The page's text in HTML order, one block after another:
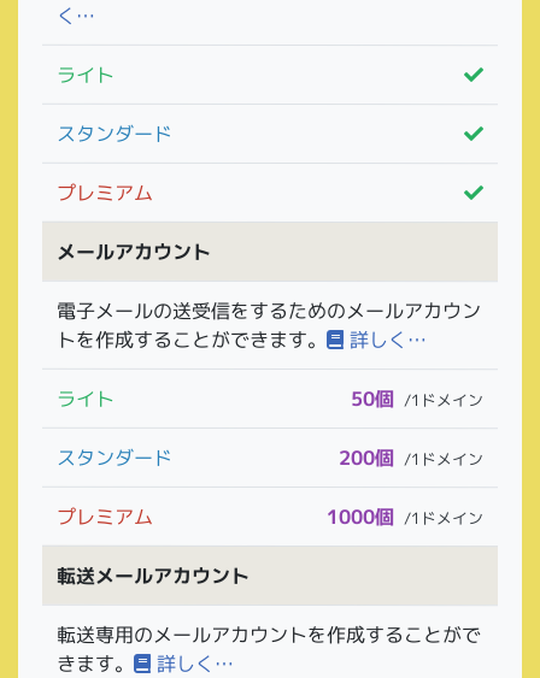
く…
ライト
スタンダード
プレミアム
メールアカウント
電子メールの送受信をするためのメールアカウン
トを作成することができます。 詳しく…
ライト 50個 /1ドメイン
スタンダード 200個 /1ドメイン
プレミアム 1000個 /1ドメイン
転送メールアカウント
転送専用のメールアカウントを作成することがで
きます。 詳しく…